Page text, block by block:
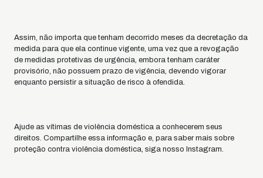
Assim, não importa que tenham decorrido meses da decretação da
medida para que ela continue vigente, uma vez que a revogação
de medidas protetivas de urgência, embora tenham caráter
provisório, não possuem prazo de vigência, devendo vigorar
enquanto persistir a situação de risco à ofendida.
Ajude as vítimas de violência doméstica a conhecerem seus
direitos. Compartilhe essa informação e, para saber mais sobre
proteção contra violência doméstica, siga nosso Instagram.